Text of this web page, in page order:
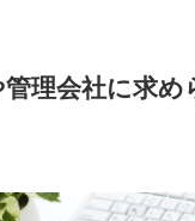
理会社に求め